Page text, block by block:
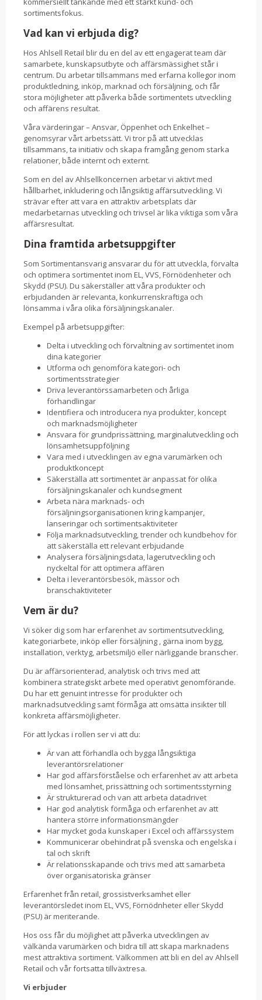
sortimentsfokus.
Vad kan vi erbjuda dig?
Hos Ahlsell Retail blir du en del av ett engagerat team där
samarbete, kunskapsutbyte och affärsmässighet står i
centrum. Du arbetar tillsammans med erfarna kollegor inom
produktledning, inköp, marknad och försäljning, och får
stora möjligheter att påverka både sortimentets utveckling
och affärens resultat.
Våra värderingar – Ansvar, Öppenhet och Enkelhet –
genomsyrar vårt arbetssätt. Vi tror på att utvecklas
tillsammans, ta initiativ och skapa framgång genom starka
relationer, både internt och externt.
Som en del av Ahlsellkoncernen arbetar vi aktivt med
hållbarhet, inkludering och långsiktig affärsutveckling. Vi
strävar efter att vara en attraktiv arbetsplats där
medarbetarnas utveckling och trivsel är lika viktiga som våra
affärsresultat.
Dina framtida arbetsuppgifter
Som Sortimentansvarig ansvarar du för att utveckla, förvalta
och optimera sortimentet inom EL, VVS, Förnödenheter och
Skydd (PSU). Du säkerställer att våra produkter och
erbjudanden är relevanta, konkurrenskraftiga och
lönsamma i våra olika försäljningskanaler.
Exempel på arbetsuppgifter:
Delta i utveckling och förvaltning av sortimentet inom
dina kategorier
Utforma och genomföra kategori- och
sortimentsstrategier
Driva leverantörssamarbeten och årliga
förhandlingar
Identifiera och introducera nya produkter, koncept
och marknadsmöjligheter
Ansvara för grundprissättning, marginalutveckling och
lönsamhetsuppföljning
Vara med i utvecklingen av egna varumärken och
produktkoncept
Säkerställa att sortimentet är anpassat för olika
försäljningskanaler och kundsegment
Arbeta nära marknads- och
försäljningsorganisationen kring kampanjer,
lanseringar och sortimentsaktiviteter
Följa marknadsutveckling, trender och kundbehov för
att säkerställa ett relevant erbjudande
Analysera försäljningsdata, lagerutveckling och
nyckeltal för att optimera affären
Delta i leverantörsbesök, mässor och
branschaktiviteter
Vem är du?
Vi söker dig som har erfarenhet av sortimentsutveckling,
kategoriarbete, inköp eller försäljning , gärna inom bygg,
installation, verktyg, arbetsmiljö eller närliggande branscher.
Du är affärsorienterad, analytisk och trivs med att
kombinera strategiskt arbete med operativt genomförande.
Du har ett genuint intresse för produkter och
marknadsutveckling samt förmåga att omsätta insikter till
konkreta affärsmöjligheter.
För att lyckas i rollen ser vi att du:
Är van att förhandla och bygga långsiktiga
leverantörsrelationer
Har god affärsförståelse och erfarenhet av att arbeta
med lönsamhet, prissättning och sortimentsstyrning
Är strukturerad och van att arbeta datadrivet
Har god analytisk förmåga och erfarenhet av att
hantera större informationsmängder
Har mycket goda kunskaper i Excel och affärssystem
Kommunicerar obehindrat på svenska och engelska i
tal och skrift
Är relationsskapande och trivs med att samarbeta
över organisatoriska gränser
Erfarenhet från retail, grossistverksamhet eller
leverantörsledet inom EL, VVS, Förnödnheter eller Skydd
(PSU) är meriterande.
Hos oss får du möjlighet att påverka utvecklingen av
välkända varumärken och bidra till att skapa marknadens
mest attraktiva sortiment. Välkommen att bli en del av Ahlsell
Retail och vår fortsatta tillväxtresa.
Vi erbjuder